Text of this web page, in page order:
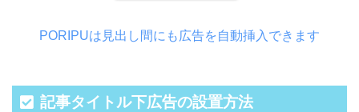
PORIPUは見出し間にも広告を自動挿入できます
記事タイトル下広告の設置方法